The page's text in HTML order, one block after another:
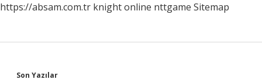
https://absam.com.tr knight online nttgame Sitemap
Son Yazılar